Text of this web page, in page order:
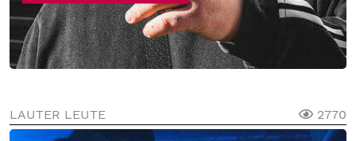
LAUTER LEUTE 2770